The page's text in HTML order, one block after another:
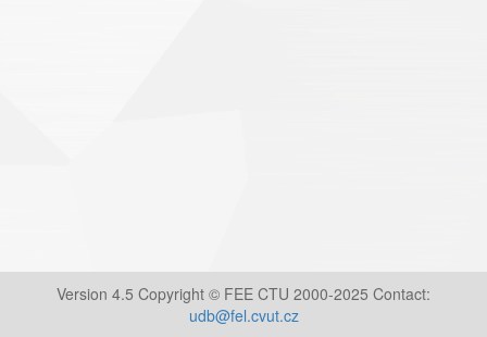
Version 4.5 Copyright © FEE CTU 2000-2025 Contact:
udb@fel.cvut.cz